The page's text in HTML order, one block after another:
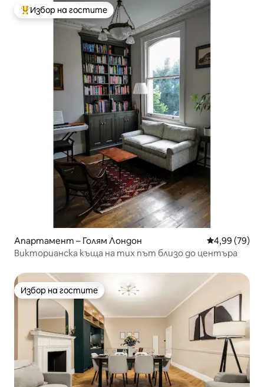
Най-популярен избор на гостите
Избор на гостите
Апартамент – Голям Лондон Средна
4,99 (79)
Викторианска къща на тих път близо до центъра
Избор на гостите
Избор на гостите